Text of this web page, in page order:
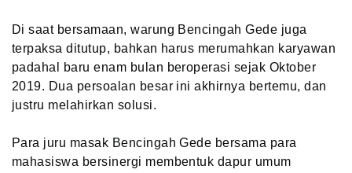
Di saat bersamaan, warung Bencingah Gede juga
terpaksa ditutup, bahkan harus merumahkan karyawan
padahal baru enam bulan beroperasi sejak Oktober
2019. Dua persoalan besar ini akhirnya bertemu, dan
justru melahirkan solusi.
Para juru masak Bencingah Gede bersama para
mahasiswa bersinergi membentuk dapur umum